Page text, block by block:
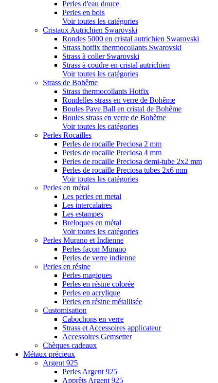
Perles d'eau douce
Perles en bois
Voir toutes les catégories
Cristaux Autrichien Swarovski
Rondes 5000 en cristal autrichien Swarovski
Strass hotfix thermocollants Swarovski
Strass à coller Swarovski
Strass à coudre en cristal autrichien
Voir toutes les catégories
Strass de Bohême
Strass thermocollants Hotfix
Rondelles strass en verre de Bohême
Boules Pave Ball en cristal de Bohême
Boules strass en verre de Bohème
Voir toutes les catégories
Perles Rocailles
Perles de rocaille Preciosa 2 mm
Perles de rocaille Preciosa 4 mm
Perles de rocaille Preciosa demi-tube 2x2 mm
Perles de rocaille Preciosa tubes 2x6 mm
Voir toutes les catégories
Perles en métal
Les perles en metal
Les intercalaires
Les estampes
Breloques en métal
Voir toutes les catégories
Perles Murano et Indienne
Perles façon Murano
Perles de verre indienne
Perles en résine
Perles magiques
Perles en résine colorée
Perles en acrylique
Perles en résine métallisée
Customisation
Cabochons en verre
Strass et Accessoires applicateur
Accessoires Gemsetter
Chèques cadeaux
Métaux précieux
Argent 925
Perles Argent 925
Apprêts Argent 925